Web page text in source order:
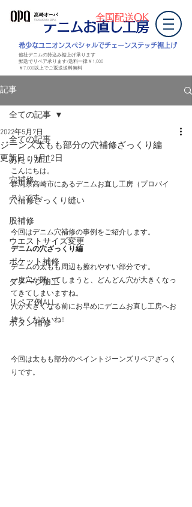
デニムお直し工房
​希少なユニオンスペシャルでチェーンステッチ裾上げ
全国配送OK
他社デニムの持込み裾上げ承ります
郵送でリペア承ります/送料一律￥1,000
￥7,000以上でご返送送料無料
記事
全ての記事
あたり加工
穴補修
穴補修ざっくり縫い
股補修
ウエストサイズ変更
ポケット補修
ダメージ加工
リペア例ALL
ボタン補修
全ての記事
ジーンズ太もも部分の穴補修ざっくり編
2022年5月7日
更新日：5月12日
こんにちは。
群馬県高崎市にあるデニムお直し工房（プロバイ
ス）です。
今回はデニム穴補修の事例をご紹介します。
デニムの穴ざっくり編
デニムの太もも周辺も擦れやすい部分です。
一度穴が開いてしまうと、どんどん穴が大きくなっ
てきてしまいますね。
穴が大きくなる前にお早めにデニムお直し工房へお
持ちくださいね!!
今回は太もも部分のペイントジーンズリペアざっく
りです。